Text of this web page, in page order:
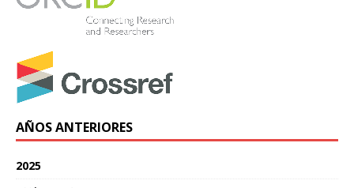
AÑOS ANTERIORES
2025